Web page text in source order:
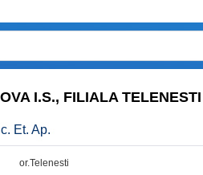
I.S., FILIALA TELENESTI
Et. Ap.
or.Telenesti